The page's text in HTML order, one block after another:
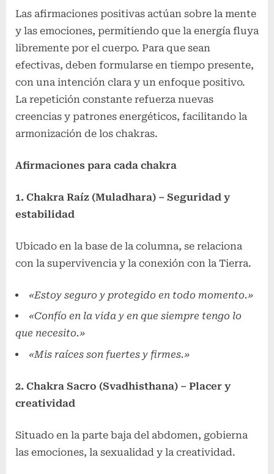
Las afirmaciones positivas actúan sobre la mente
y las emociones, permitiendo que la energía fluya
libremente por el cuerpo. Para que sean
efectivas, deben formularse en tiempo presente,
con una intención clara y un enfoque positivo.
La repetición constante refuerza nuevas
creencias y patrones energéticos, facilitando la
armonización de los chakras.
Afirmaciones para cada chakra
1. Chakra Raíz (Muladhara) – Seguridad y
estabilidad
Ubicado en la base de la columna, se relaciona
con la supervivencia y la conexión con la Tierra.
«Estoy seguro y protegido en todo momento.»
«Confío en la vida y en que siempre tengo lo
que necesito.»
«Mis raíces son fuertes y firmes.»
2. Chakra Sacro (Svadhisthana) – Placer y
creatividad
Situado en la parte baja del abdomen, gobierna
las emociones, la sexualidad y la creatividad.